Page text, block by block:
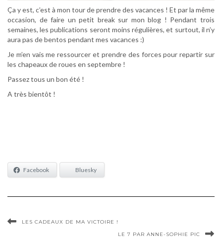
Ça y est, c’est à mon tour de prendre des vacances ! Et par la même
occasion, de faire un petit break sur mon blog ! Pendant trois
semaines, les publications seront moins régulières, et surtout, il n’y
aura pas de bentos pendant mes vacances :)
Je m’en vais me ressourcer et prendre des forces pour repartir sur
les chapeaux de roues en septembre !
Passez tous un bon été !
A très bientôt !
Facebook Bluesky
LES CADEAUX DE MA VICTOIRE !
LE 7 PAR ANNE-SOPHIE PIC